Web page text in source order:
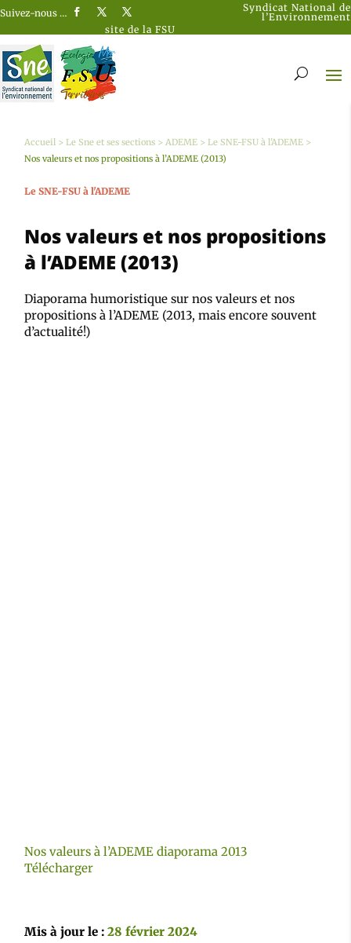
Suivez-nous …
Syndicat National de
l’Environnement
site de la FSU
Accueil >Le Sne et ses sections >ADEME >Le SNE-FSU à l'ADEME >
Nos valeurs et nos propositions à l’ADEME (2013)
Le SNE-FSU à l'ADEME
Nos valeurs et nos propositions
à l’ADEME (2013)
Diaporama humoristique sur nos valeurs et nos
propositions à l’ADEME (2013, mais encore souvent
d’actualité!)
Nos valeurs à l’ADEME diaporama 2013
Télécharger
Mis à jour le :28 février 2024